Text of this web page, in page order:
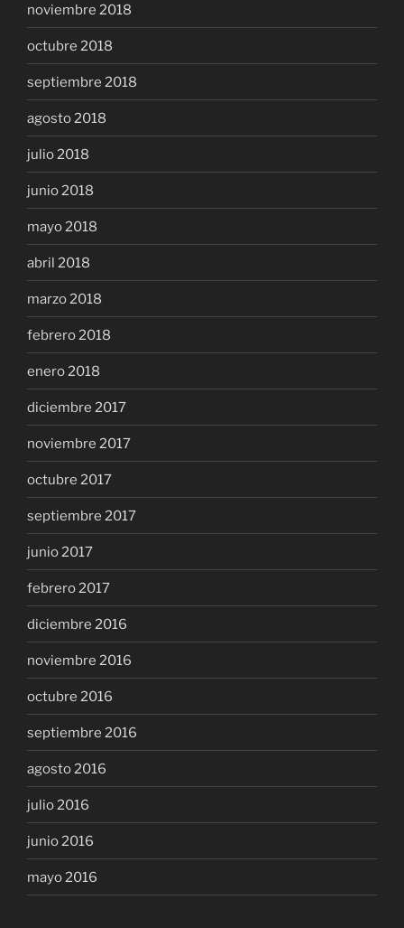
noviembre 2018
octubre 2018
septiembre 2018
agosto 2018
julio 2018
junio 2018
mayo 2018
abril 2018
marzo 2018
febrero 2018
enero 2018
diciembre 2017
noviembre 2017
octubre 2017
septiembre 2017
junio 2017
febrero 2017
diciembre 2016
noviembre 2016
octubre 2016
septiembre 2016
agosto 2016
julio 2016
junio 2016
mayo 2016